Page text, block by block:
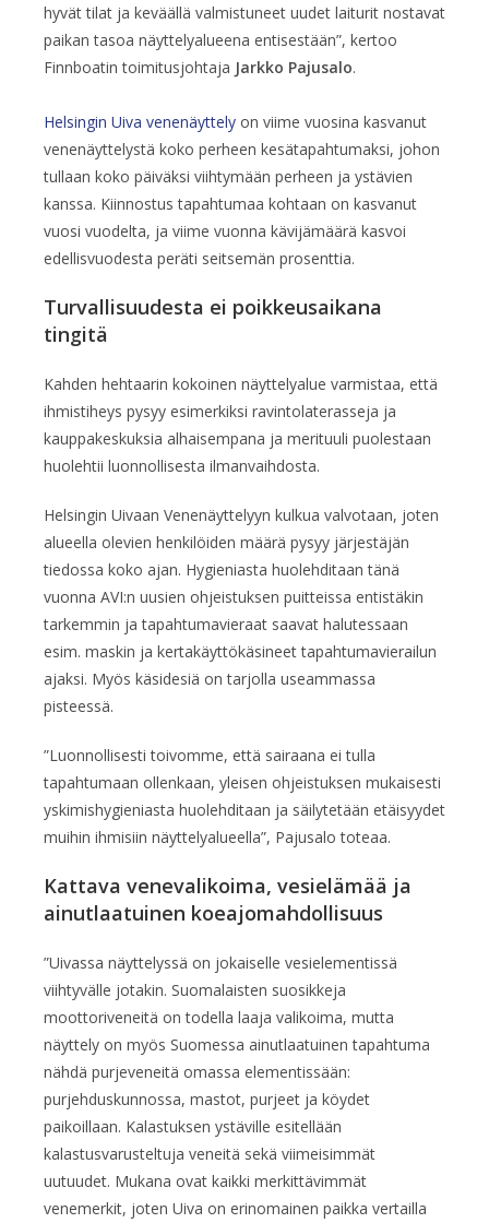
hyvät tilat ja keväällä valmistuneet uudet laiturit nostavat
paikan tasoa näyttelyalueena entisestään”, kertoo
Finnboatin toimitusjohtaja Jarkko Pajusalo.
Helsingin Uiva venenäyttely on viime vuosina kasvanut
venenäyttelystä koko perheen kesätapahtumaksi, johon
tullaan koko päiväksi viihtymään perheen ja ystävien
kanssa. Kiinnostus tapahtumaa kohtaan on kasvanut
vuosi vuodelta, ja viime vuonna kävijämäärä kasvoi
edellisvuodesta peräti seitsemän prosenttia.
Turvallisuudesta ei poikkeusaikana
tingitä
Kahden hehtaarin kokoinen näyttelyalue varmistaa, että
ihmistiheys pysyy esimerkiksi ravintolaterasseja ja
kauppakeskuksia alhaisempana ja merituuli puolestaan
huolehtii luonnollisesta ilmanvaihdosta.
Helsingin Uivaan Venenäyttelyyn kulkua valvotaan, joten
alueella olevien henkilöiden määrä pysyy järjestäjän
tiedossa koko ajan. Hygieniasta huolehditaan tänä
vuonna AVI:n uusien ohjeistuksen puitteissa entistäkin
tarkemmin ja tapahtumavieraat saavat halutessaan
esim. maskin ja kertakäyttökäsineet tapahtumavierailun
ajaksi. Myös käsidesiä on tarjolla useammassa
pisteessä.
”Luonnollisesti toivomme, että sairaana ei tulla
tapahtumaan ollenkaan, yleisen ohjeistuksen mukaisesti
yskimishygieniasta huolehditaan ja säilytetään etäisyydet
muihin ihmisiin näyttelyalueella”, Pajusalo toteaa.
Kattava venevalikoima, vesielämää ja
ainutlaatuinen koeajomahdollisuus
”Uivassa näyttelyssä on jokaiselle vesielementissä
viihtyvälle jotakin. Suomalaisten suosikkeja
moottoriveneitä on todella laaja valikoima, mutta
näyttely on myös Suomessa ainutlaatuinen tapahtuma
nähdä purjeveneitä omassa elementissään:
purjehduskunnossa, mastot, purjeet ja köydet
paikoillaan. Kalastuksen ystäville esitellään
kalastusvarusteltuja veneitä sekä viimeisimmät
uutuudet. Mukana ovat kaikki merkittävimmät
venemerkit, joten Uiva on erinomainen paikka vertailla